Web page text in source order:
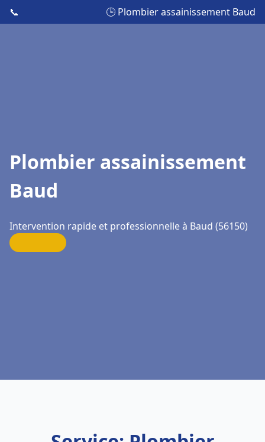
📞 🕒 Plombier assainissement Baud
Plombier assainissement
Baud
Intervention rapide et professionnelle à Baud (56150)